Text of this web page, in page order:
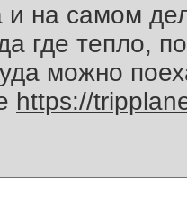
на самом
где тепло,
можно
https://